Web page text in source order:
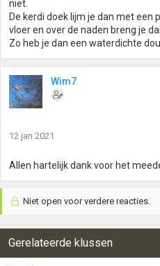
niet.
De kerdi doek lijm je dan met een
vloer en over de naden breng je
Zo heb je dan een waterdichte
Wim7
12 jan 2021
Allen hartelijk dank voor het
Niet open voor verdere reacties.
Gerelateerde klussen